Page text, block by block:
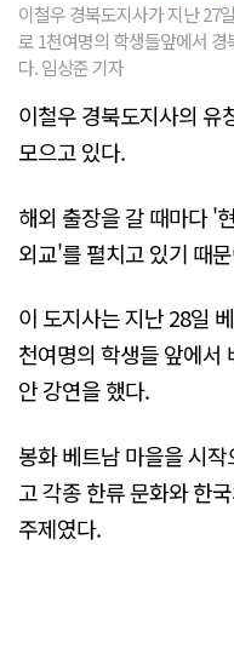
이철우 경북도지사가 지난 27
로 1천여명의 학생들앞에서
다. 임상준 기자
이철우 경북도지사의 유
모으고 있다.
해외 출장을 갈 때마다 '
외교'를 펼치고 있기 때
이 도지사는 지난 28일
천여명의 학생들 앞에서
안 강연을 했다.
봉화 베트남 마을을 시
고 각종 한류 문화와 한
주제였다.